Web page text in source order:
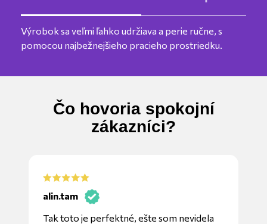
Výrobok sa veľmi ľahko udržiava a perie ručne, s
pomocou najbežnejšieho pracieho prostriedku.
Čo hovoria spokojní
zákazníci?
alin.tam
Tak toto je perfektné, ešte som nevidela